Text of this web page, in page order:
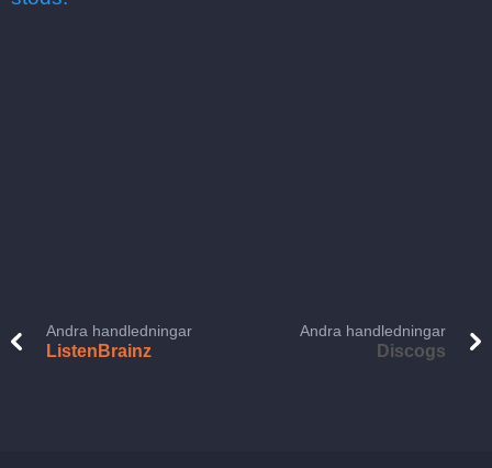
Andra handledningar
ListenBrainz
Andra handledningar
Discogs